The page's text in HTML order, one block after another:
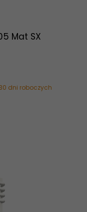
Mat SX
dni roboczych